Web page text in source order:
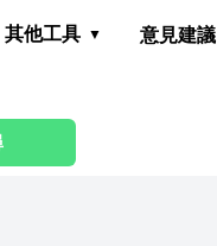
其他工具 意見建議